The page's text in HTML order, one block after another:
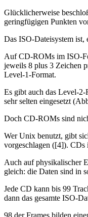
Glücklicherweise
geringfügigen Punkten
Das ISO-Dateisystem ist,
Auf CD-ROMs im ISO-
jeweils 8 plus 3 Zeichen
Level-1-Format.
Es gibt auch das Level-
sehr selten eingesetzt
Doch CD-ROMs sind
Wer Unix benutzt, gibt
vorgeschlagen ([4]). CDs
Auch auf physikalischer
gleich: die Daten sind in
Jede CD kann bis 99
dann das gesamte ISO-
98 der Frames bilden